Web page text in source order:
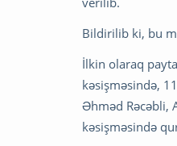
Bildirilib ki, bu
İlkin olaraq
kəsişməsində,
Əhməd Rəcəbli,
kəsişməsində